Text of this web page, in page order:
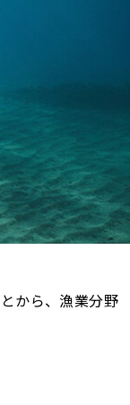
から、漁業分野